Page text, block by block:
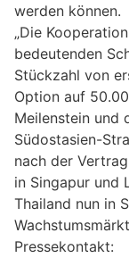
werden können.
„Die
bedeutenden
Stückzahl von
Option auf
Meilenstein und
Südostasien-
nach der
in Singapur und
Thailand nun in
Pressekontakt: